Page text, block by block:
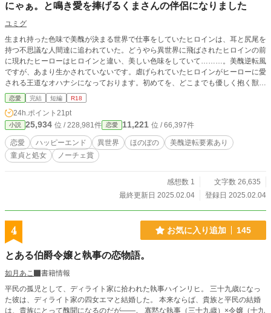
にゃぁ。と鳴き愛を捧げるくまさんの伴侶になりました
ユミグ
生まれ持った色味で美醜が決まる世界で仕事をしていたヒロインは、耳と尻尾を
持つ不思議な人間達に追われていた。どうやら異世界に飛ばされたヒロインの前
に現れたヒーローはヒロインと違い、美しい色味をしていて………。美醜逆転風
ですが、あまり生かされていないです。虐げられていたヒロインがヒーローに愛
される王道なオハナシになっております。初めてを、どこまでも優しく抱く獣人
がただ書きたかっただけです。
恋愛 完結 短編 R18
24h.ポイント 21pt
小説 25,934 位 / 228,981件 恋愛 11,221 位 / 66,397件
恋愛 ハッピーエンド 異世界 ほのぼの
美醜逆転要素あり
童貞と処女
ノーチェ賞
感想数 1
文字数 26,635
最終更新日 2025.02.04
登録日 2025.02.04
4 お気に入り追加 145
とある伯爵令嬢と執事の恋物語。
如月あこ
書籍情報
平民の孤児として、ディライト家に拾われた執事ハインリヒ。 三十九歳になっ
た彼は、ディライト家の四女エマと結婚した。 本来ならば、貴族と平民の結婚
は、貴族にとって醜聞になるのだが――。 寡黙な執事（三十九歳）×令嬢（十九